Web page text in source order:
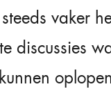
vaker
discussies